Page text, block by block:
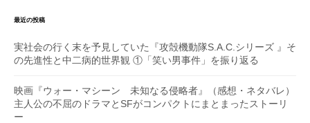
最近の投稿
実社会の行く末を予見していた『攻殻機動隊S.A.C.シリーズ 』そ
の先進性と中二病的世界観 ①「笑い男事件」を振り返る
映画『ウォー・マシーン 未知なる侵略者』（感想・ネタバレ）
主人公の不屈のドラマとSFがコンパクトにまとまったストーリ
ー